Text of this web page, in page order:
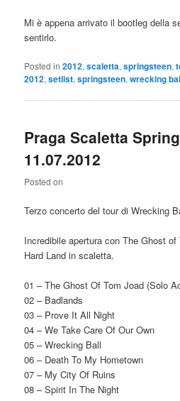
Mi è appena arrivato il bootleg della
sentirlo.
Posted in 2012,scaletta,springsteen,
2012,setlist,springsteen,wrecking
Praga Scaletta
11.07.2012
Posted on
Terzo concerto del tour di Wrecking
Incredibile apertura con The Ghost
Hard Land in scaletta.
01 – The Ghost Of Tom Joad (Solo
02 – Badlands
03 – Prove It All Night
04 – We Take Care Of Our Own
05 – Wrecking Ball
06 – Death To My Hometown
07 – My City Of Ruins
08 – Spirit In The Night